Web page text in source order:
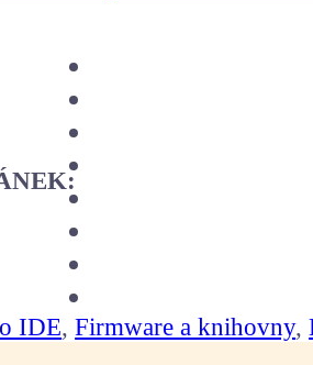
IDE,Firmware a knihovny,